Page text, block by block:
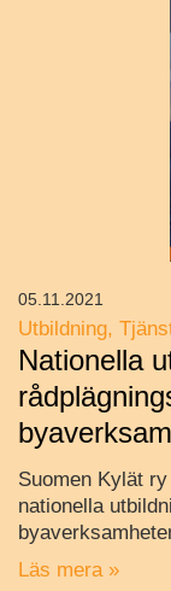
Utbildning
Nationella
Suomen Kylät
nationella
Läs mera »
05.11.2021